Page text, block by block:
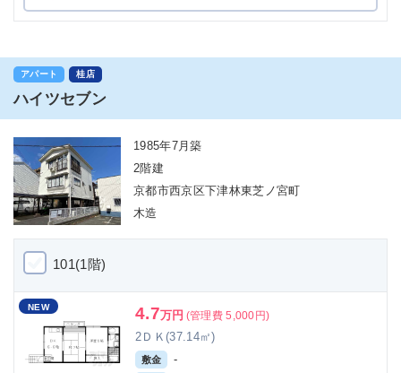
アパート 桂店
ハイツセブン
1985年7月築
2階建
京都市西京区下津林東芝ノ宮町
木造
101(1階)
NEW 4.7万円 (管理費 5,000円)
2ＤＫ(37.14㎡)
敷金 -